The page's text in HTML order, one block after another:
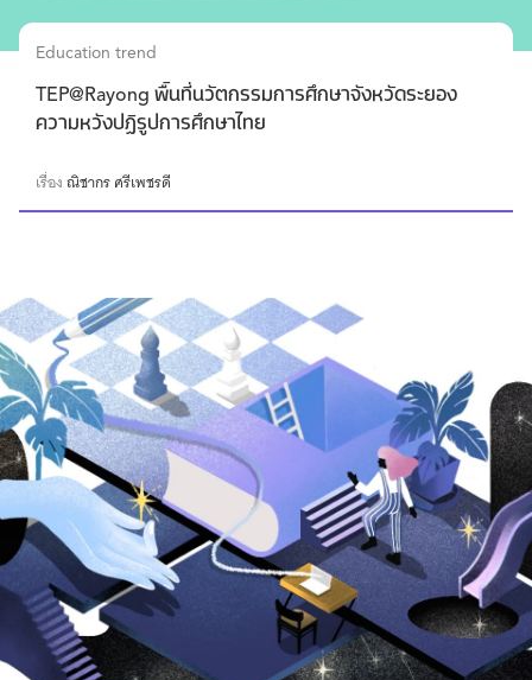
Education trend
TEP@Rayong พื้นที่นวัตกรรมการศึกษาจังหวัดระยอง
ความหวังปฏิรูปการศึกษาไทย
เรื่องณิชากร ศรีเพชรดี